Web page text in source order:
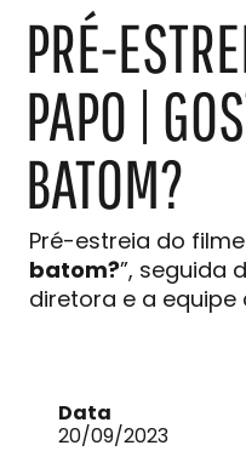
PRÉ-
PAPO |
BATOM?
Pré-estreia do filme
batom?”, seguida
diretora e a equipe
Data
20/09/2023